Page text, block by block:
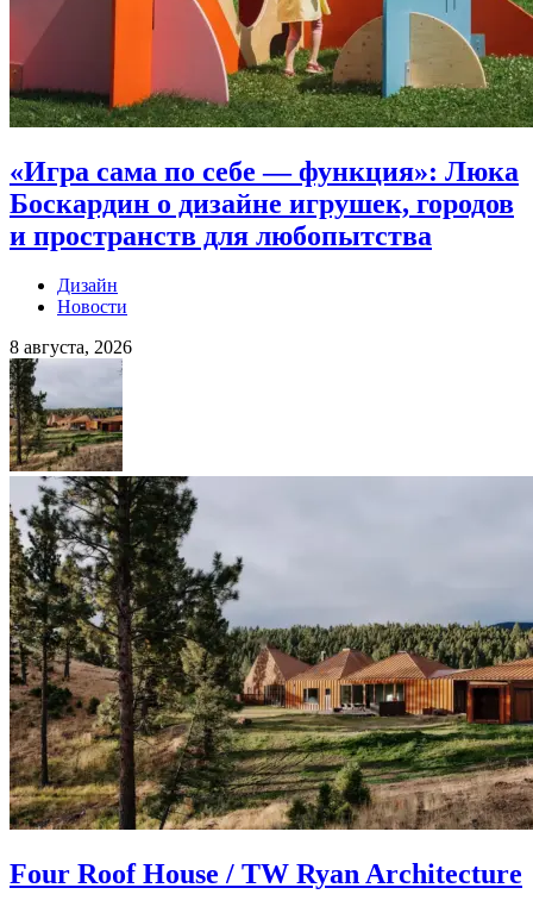
«Игра сама по себе — функция»: Люка
Боскардин о дизайне игрушек, городов
и пространств для любопытства
Дизайн
Новости
8 августа, 2026
Four Roof House / TW Ryan Architecture